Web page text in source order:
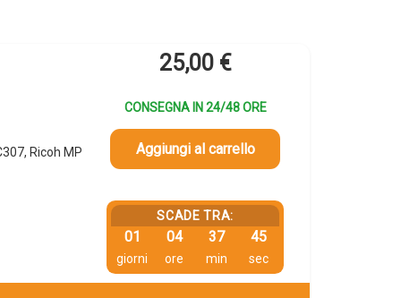
Ricoh MP
25,00 €
CONSEGNA IN 24/48 ORE
Aggiungi al carrello
SCADE TRA:
01
giorni
04
ore
37
min
45
sec